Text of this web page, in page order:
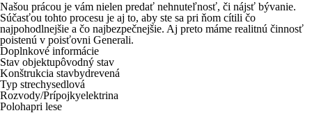
Našou prácou je vám nielen predať nehnuteľnosť, či nájsť bývanie.
Súčasťou tohto procesu je aj to, aby ste sa pri ňom cítili čo
najpohodlnejšie a čo najbezpečnejšie. Aj preto máme realitnú činnosť
poistenú v poisťovni Generali.
Doplnkové informácie
Stav objektupôvodný stav
Konštrukcia stavbydrevená
Typ strechysedlová
Rozvody/Prí­pojkyelektrina
Polohapri lese